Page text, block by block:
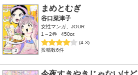
まめとむぎ
谷口菜津子
女性マンガ、JOUR
1～2巻
450pt
(4.3)
投稿数6件